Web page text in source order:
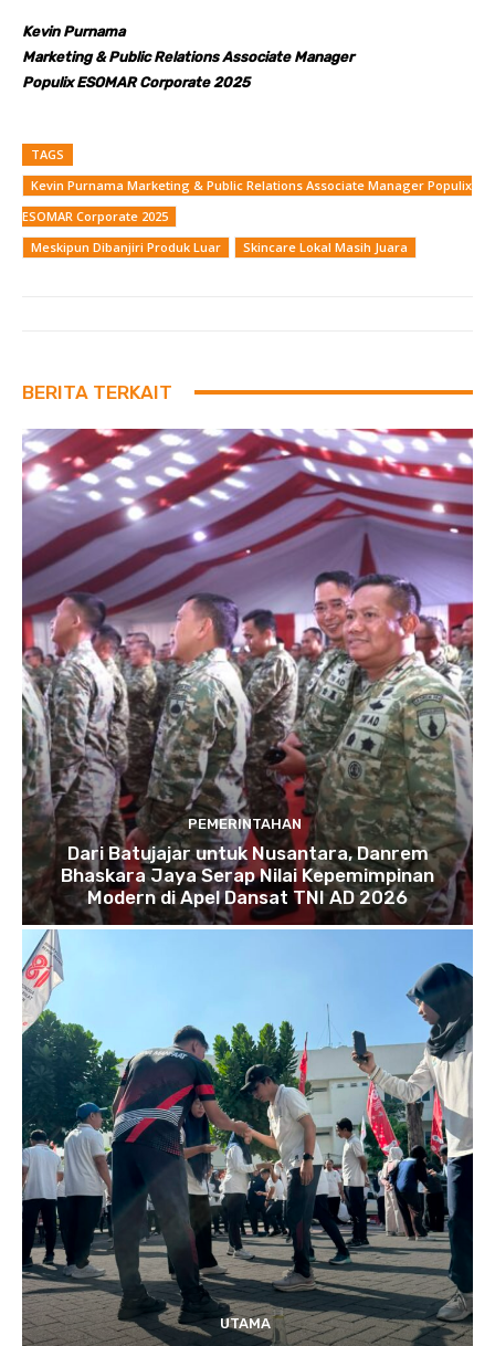
Kevin Purnama
Marketing & Public Relations Associate Manager
Populix ESOMAR Corporate 2025
TAGS
Kevin Purnama Marketing & Public Relations Associate Manager Populix
ESOMAR Corporate 2025
Meskipun Dibanjiri Produk Luar
Skincare Lokal Masih Juara
BERITA TERKAIT
PEMERINTAHAN
Dari Batujajar untuk Nusantara, Danrem
Bhaskara Jaya Serap Nilai Kepemimpinan
Modern di Apel Dansat TNI AD 2026
UTAMA